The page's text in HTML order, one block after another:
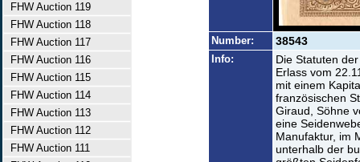
FHW Auction 119
FHW Auction 118
FHW Auction 117
FHW Auction 116
FHW Auction 115
FHW Auction 114
FHW Auction 113
FHW Auction 112
FHW Auction 111
Number: 38543
Info:
Die Statuten
Erlass vom
mit einem
französischen
Giraud, Söhne
eine
Manufaktur, im
unterhalb der